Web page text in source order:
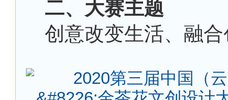
二、大赛主题
创意改变生活、融